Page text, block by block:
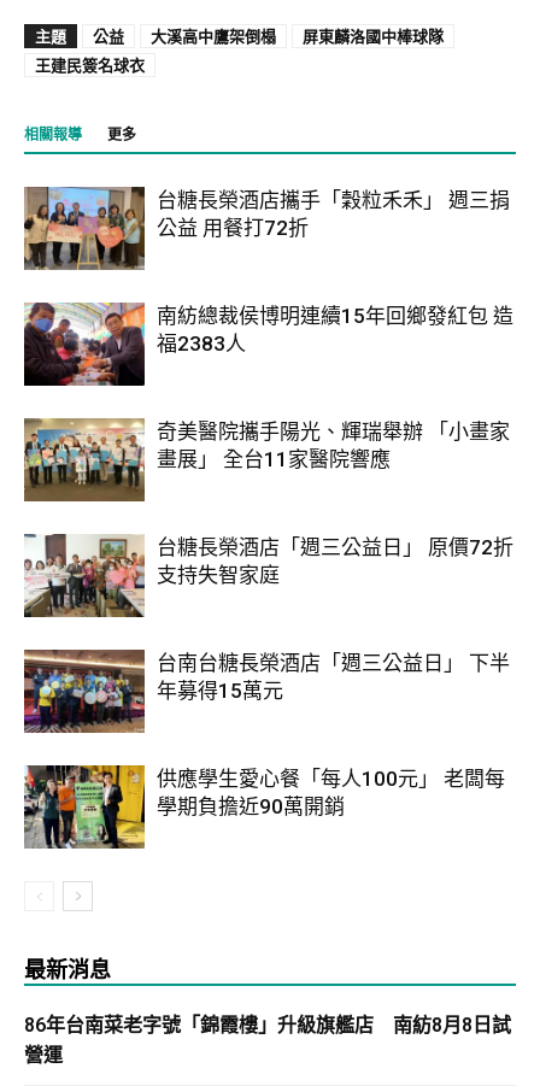
主題 公益 大溪高中鷹架倒榻
屏東麟洛國中棒球隊
王建民簽名球衣
相關報導 更多
台糖長榮酒店攜手「穀粒禾禾」 週三捐
公益 用餐打72折
南紡總裁侯博明連續15年回鄉發紅包 造
福2383人
奇美醫院攜手陽光、輝瑞舉辦 「小畫家
畫展」 全台11家醫院響應
台糖長榮酒店「週三公益日」 原價72折
支持失智家庭
台南台糖長榮酒店「週三公益日」 下半
年募得15萬元
供應學生愛心餐「每人100元」 老闆每
學期負擔近90萬開銷
最新消息
86年台南菜老字號「錦霞樓」升級旗艦店 南紡8月8日試
營運